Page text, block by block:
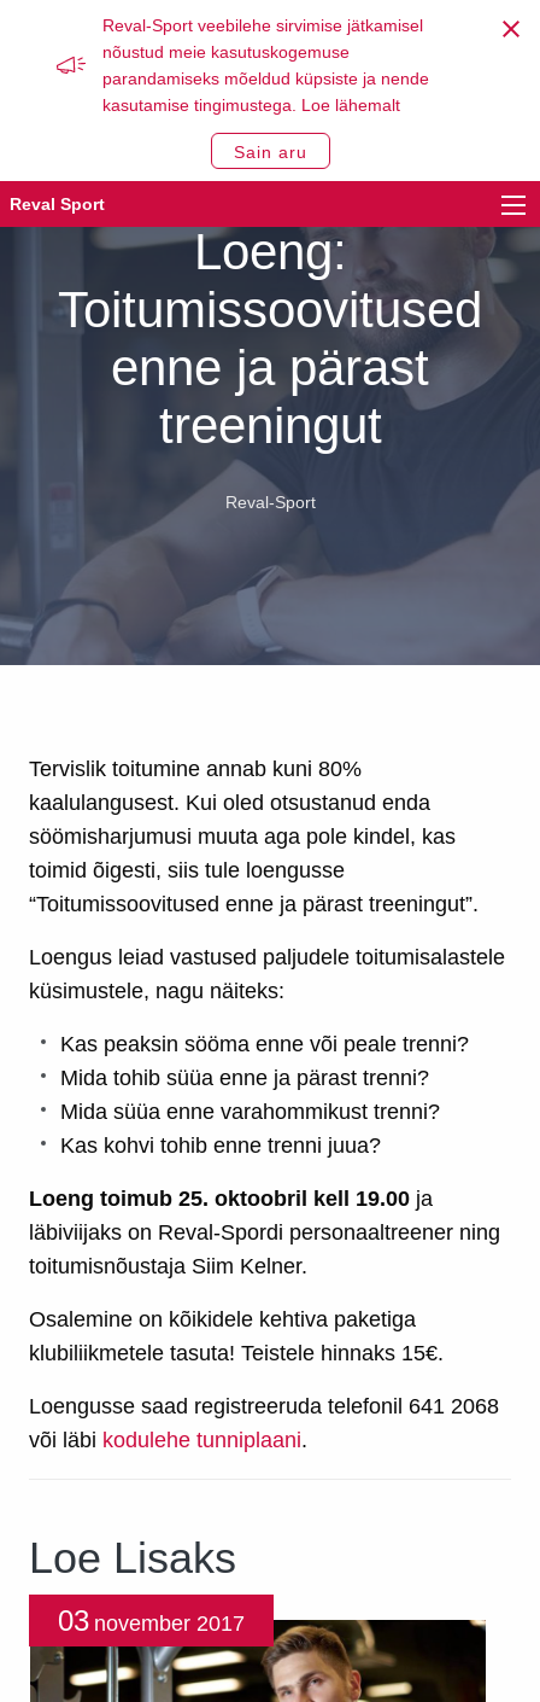
Reval-Sport veebilehe sirvimise jätkamisel
nõustud meie kasutuskogemuse
parandamiseks mõeldud küpsiste ja nende
kasutamise tingimustega. Loe lähemalt
Sain aru
Reval Sport
01. October 2018 < 1 minut lugeda
Loeng:
Toitumissoovitused
enne ja pärast
treeningut
Reval-Sport
Tervislik toitumine annab kuni 80%
kaalulangusest. Kui oled otsustanud enda
söömisharjumusi muuta aga pole kindel, kas
toimid õigesti, siis tule loengusse
“Toitumissoovitused enne ja pärast treeningut”.
Loengus leiad vastused paljudele toitumisalastele
küsimustele, nagu näiteks:
Kas peaksin sööma enne või peale trenni?
Mida tohib süüa enne ja pärast trenni?
Mida süüa enne varahommikust trenni?
Kas kohvi tohib enne trenni juua?
Loeng toimub 25. oktoobril kell 19.00 ja
läbiviijaks on Reval-Spordi personaaltreener ning
toitumisnõustaja Siim Kelner.
Osalemine on kõikidele kehtiva paketiga
klubiliikmetele tasuta! Teistele hinnaks 15€.
Loengusse saad registreeruda telefonil 641 2068
või läbi kodulehe tunniplaani.
Loe Lisaks
03 november 2017